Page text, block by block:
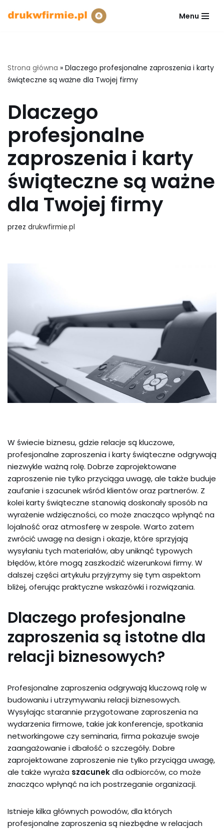
Menu
Strona główna » Dlaczego profesjonalne zaproszenia i karty
świąteczne są ważne dla Twojej firmy
Dlaczego
profesjonalne
zaproszenia i karty
świąteczne są ważne
dla Twojej firmy
przez drukwfirmie.pl
W świecie biznesu, gdzie relacje są kluczowe,
profesjonalne zaproszenia i karty świąteczne odgrywają
niezwykle ważną rolę. Dobrze zaprojektowane
zaproszenie nie tylko przyciąga uwagę, ale także buduje
zaufanie i szacunek wśród klientów oraz partnerów. Z
kolei karty świąteczne stanowią doskonały sposób na
wyrażenie wdzięczności, co może znacząco wpłynąć na
lojalność oraz atmosferę w zespole. Warto zatem
zwrócić uwagę na design i okazje, które sprzyjają
wysyłaniu tych materiałów, aby uniknąć typowych
błędów, które mogą zaszkodzić wizerunkowi firmy. W
dalszej części artykułu przyjrzymy się tym aspektom
bliżej, oferując praktyczne wskazówki i rozwiązania.
Dlaczego profesjonalne
zaproszenia są istotne dla
relacji biznesowych?
Profesjonalne zaproszenia odgrywają kluczową rolę w
budowaniu i utrzymywaniu relacji biznesowych.
Wysyłając starannie przygotowane zaproszenia na
wydarzenia firmowe, takie jak konferencje, spotkania
networkingowe czy seminaria, firma pokazuje swoje
zaangażowanie i dbałość o szczegóły. Dobre
zaprojektowane zaproszenie nie tylko przyciąga uwagę,
ale także wyraża szacunekdla odbiorców, co może
znacząco wpłynąć na ich postrzeganie organizacji.
Istnieje kilka głównych powodów, dla których
profesjonalne zaproszenia są niezbędne w relacjach